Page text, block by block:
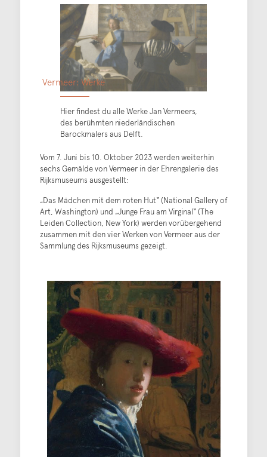
Vermeer: Werke
Hier findest du alle Werke Jan Vermeers,
des berühmten niederländischen
Barockmalers aus Delft.
Vom 7. Juni bis 10. Oktober 2023 werden weiterhin
sechs Gemälde von Vermeer in der Ehrengalerie des
Rijksmuseums ausgestellt:
„Das Mädchen mit dem roten Hut“ (National Gallery of
Art, Washington) und „Junge Frau am Virginal“ (The
Leiden Collection, New York) werden vorübergehend
zusammen mit den vier Werken von Vermeer aus der
Sammlung des Rijksmuseums gezeigt.